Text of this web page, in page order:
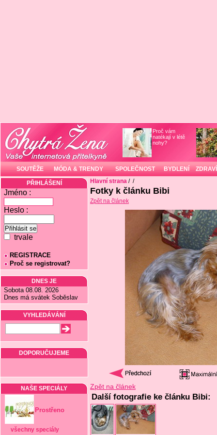
Proč vám
natékají v létě
nohy?
SOUTĚŽE MÓDA & TRENDY SPOLEČNOST BYDLENÍ ZDRAVÍ
PŘIHLÁŠENÍ
Jméno :
Heslo :
trvale
REGISTRACE
Proč se registrovat?
DNES JE
Sobota 08.08. 2026
Dnes má svátek Soběslav
VYHLEDÁVÁNÍ
DOPORUČUJEME
NAŠE SPECIÁLY
Prostřeno
všechny speciály
Hlavní strana / /
Fotky k článku Bibi
Zpět na článek
Zpět na článek
Další fotografie ke článku Bibi: